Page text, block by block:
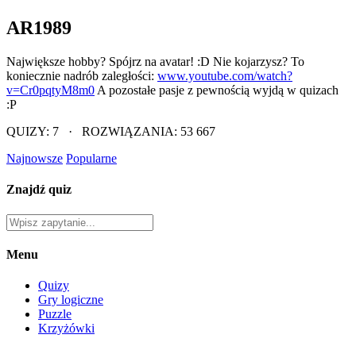
AR1989
Największe hobby? Spójrz na avatar! :D Nie kojarzysz? To
koniecznie nadrób zaległości: www.youtube.com/watch?
v=Cr0pqtyM8m0 A pozostałe pasje z pewnością wyjdą w quizach
:P
QUIZY: 7 · ROZWIĄZANIA: 53 667
Najnowsze Popularne
Znajdź quiz
Menu
Quizy
Gry logiczne
Puzzle
Krzyżówki